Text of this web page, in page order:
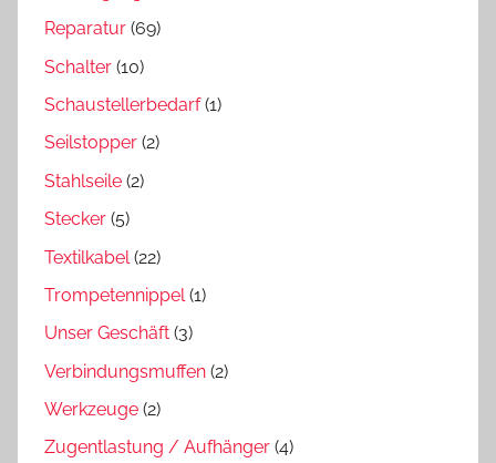
Reparatur (69)
Schalter (10)
Schaustellerbedarf(1)
Seilstopper (2)
Stahlseile (2)
Stecker (5)
Textilkabel (22)
Trompetennippel(1)
Unser Geschäft (3)
Verbindungsmuffen (2)
Werkzeuge (2)
Zugentlastung / Aufhänger (4)